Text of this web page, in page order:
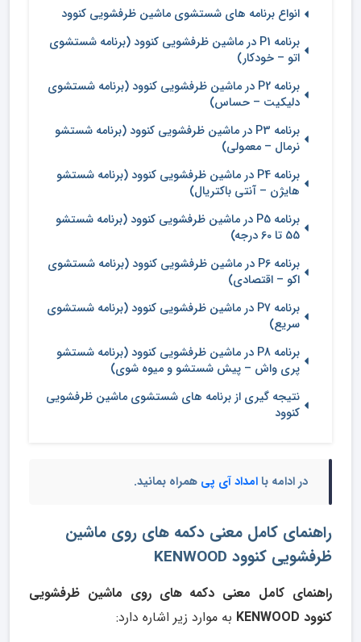
انواع برنامه های شستشوی ماشین ظرفشویی کنوود
برنامه P1 در ماشین ظرفشویی کنوود (برنامه شستشوی
اتو – خودکار)
برنامه P2 در ماشین ظرفشویی کنوود (برنامه شستشوی
دلیکیت – حساس)
برنامه P3 در ماشین ظرفشویی کنوود (برنامه شستشو
نرمال – معمولی)
برنامه P4 در ماشین ظرفشویی کنوود (برنامه شستشو
هایژن – آنتی باکتریال)
برنامه P5 در ماشین ظرفشویی کنوود (برنامه شستشو
55 تا 60 درجه)
برنامه P6 در ماشین ظرفشویی کنوود (برنامه شستشوی
اکو – اقتصادی)
برنامه P7 در ماشین ظرفشویی کنوود (برنامه شستشوی
سریع)
برنامه P8 در ماشین ظرفشویی کنوود (برنامه شستشو
پری واش – پیش شستشو و میوه شوی)
نتیجه گیری از برنامه های شستشوی ماشین ظرفشویی
کنوود
در ادامه با امداد آی پی همراه بمانید.
راهنمای کامل معنی دکمه های روی ماشین
ظرفشویی کنوود KENWOOD
راهنمای کامل معنی دکمه های روی ماشین ظرفشویی
کنوود KENWOOD
به موارد زیر اشاره دارد: